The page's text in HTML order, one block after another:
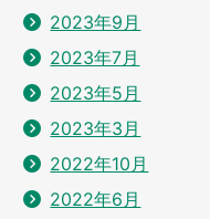
2023年9月
2023年7月
2023年5月
2023年3月
2022年10月
2022年6月